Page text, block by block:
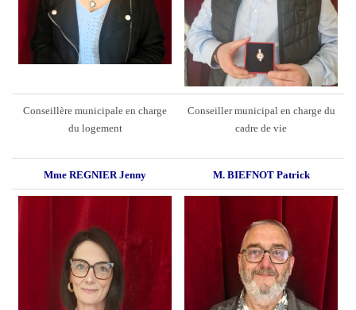
Conseillère municipale en charge
du logement
Conseiller municipal en charge du
cadre de vie
Mme REGNIER Jenny M. BIEFNOT Patrick